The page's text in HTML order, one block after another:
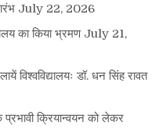
July 22, 2026
का किया भ्रमण July 21,
विश्वविद्यालयः डॉ. धन सिंह रावत
क्रियान्वयन को लेकर